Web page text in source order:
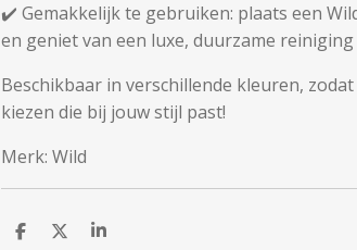
✔️ Gemakkelijk te gebruiken: plaats een
en geniet van een luxe, duurzame reiniging
Beschikbaar in verschillende kleuren,
kiezen die bij jouw stijl past!
Merk: Wild
D
D
S